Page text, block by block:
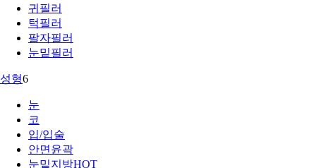
귀필러
턱필러
팔자필러
눈밑필러
성형6
눈
코
입/입술
안면윤곽
눈밑지방HOT